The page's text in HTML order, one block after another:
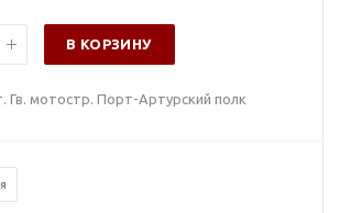
В КОРЗИНУ
мотостр. Порт-Артурский полк